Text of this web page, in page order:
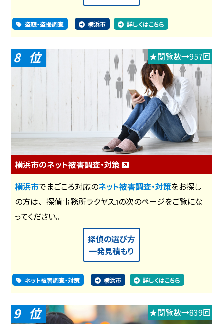
盗聴・盗撮調査 横浜市 詳しくはこちら
8 ★閲覧数→957回
横浜市のネット被害調査・対策
横浜市でまごころ対応のネット被害調査・対策をお探し
の方は、『探偵事務所ラクヤス』の次のページをご覧にな
ってください。
探偵の選び方
一発見積もり
ネット被害調査・対策 横浜市 詳しくはこちら
9 ★閲覧数→839回